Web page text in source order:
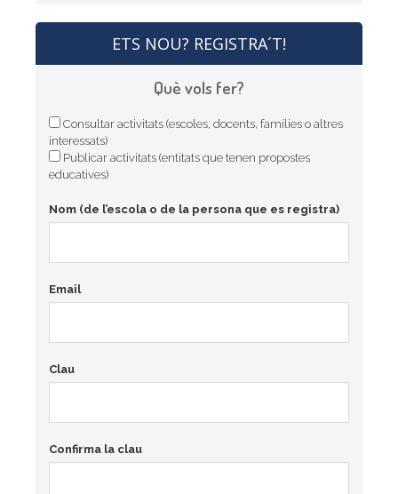
ETS NOU? REGISTRA´T!
Què vols fer?
Consultar activitats (escoles, docents, famílies o altres
interessats)
Publicar activitats (entitats que tenen propostes
educatives)
Nom (de l’escola o de la persona que es registra)
Email
Clau
Confirma la clau